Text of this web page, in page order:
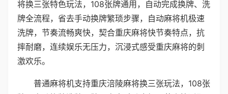
将换三张特色玩法，108张牌通用，自动完成换牌、洗
牌全流程，省去手动换牌繁琐步骤，自动麻将机极速
洗牌，节奏流畅爽快，契合重庆麻将快节奏特点，抗
摔耐磨，连续娱乐无压力，沉浸式感受重庆麻将的刺
激欢乐。
普通麻将机支持重庆涪陵麻将换三张玩法，108张